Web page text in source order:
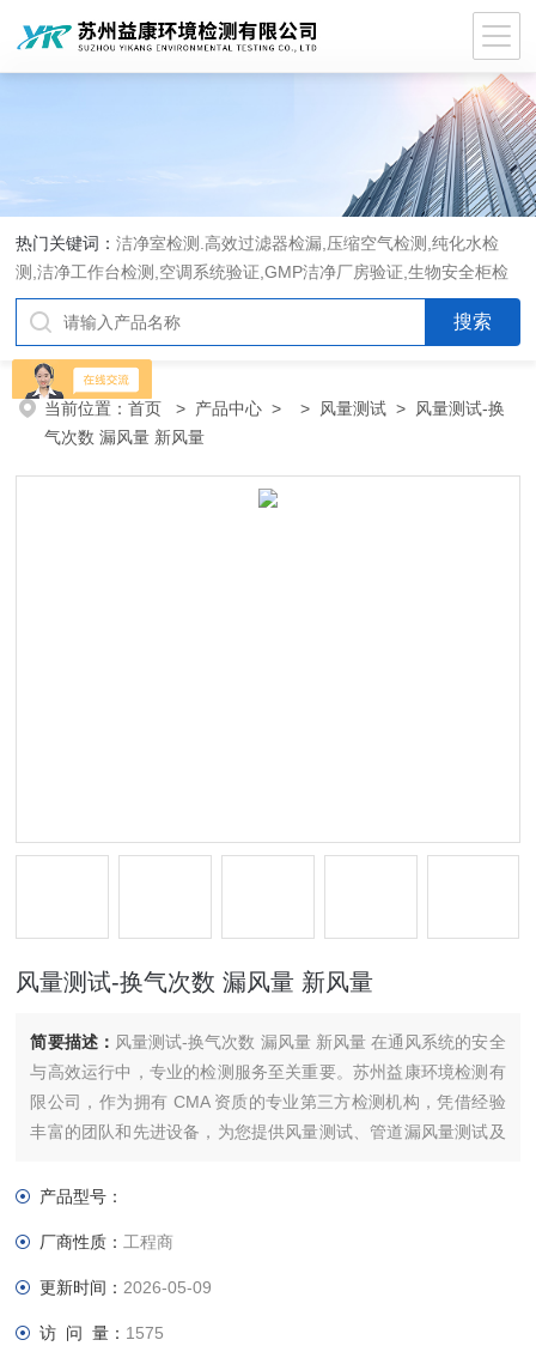
热门关键词：洁净室检测.高效过滤器检漏,压缩空气检测,纯化水检
测,洁净工作台检测,空调系统验证,GMP洁净厂房验证,生物安全柜检
测,洁净度检测,洁净室验收检测,GMP验证方案编写执行
当前位置：首页 > 产品中心 > > 风量测试 > 风量测试-换
气次数 漏风量 新风量
风量测试-换气次数 漏风量 新风量
简要描述： 风量测试-换气次数 漏风量 新风量 在通风系统的安全
与高效运行中，专业的检测服务至关重要。苏州益康环境检测有
限公司，作为拥有 CMA 资质的专业第三方检测机构，凭借经验
丰富的团队和先进设备，为您提供风量测试、管道漏风量测试及
产品型号：
厂商性质： 工程商
更新时间： 2026-05-09
访 问 量： 1575